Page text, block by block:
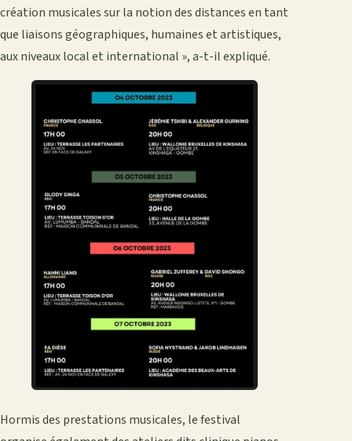
création musicales sur la notion des distances en tant
que liaisons géographiques, humaines et artistiques,
aux niveaux local et international », a-t-il expliqué.
Hormis des prestations musicales, le festival